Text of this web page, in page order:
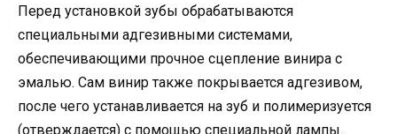
Перед установкой зубы обрабатываются
специальными адгезивными системами,
обеспечивающими прочное сцепление винира с
эмалью. Сам винир также покрывается адгезивом,
после чего устанавливается на зуб и полимеризуется
(отверждается) с помощью специальной лампы.